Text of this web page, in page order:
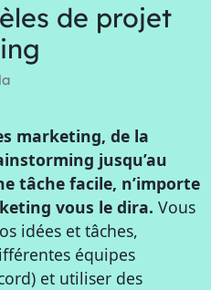
de projet
marketing, de la
jusqu’au
tâche facile, n’importe
vous le dira. Vous
idées et tâches,
équipes
et utiliser des